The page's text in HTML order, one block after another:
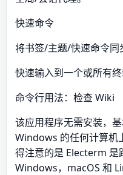
快速命令
将书签/主题/快速命令
快速输入到一个或所有
命令行用法：检查 Wiki
该应用程序无需安装，
Windows 的任何计算机
得注意的是 Electerm 是
Windows，macOS 和